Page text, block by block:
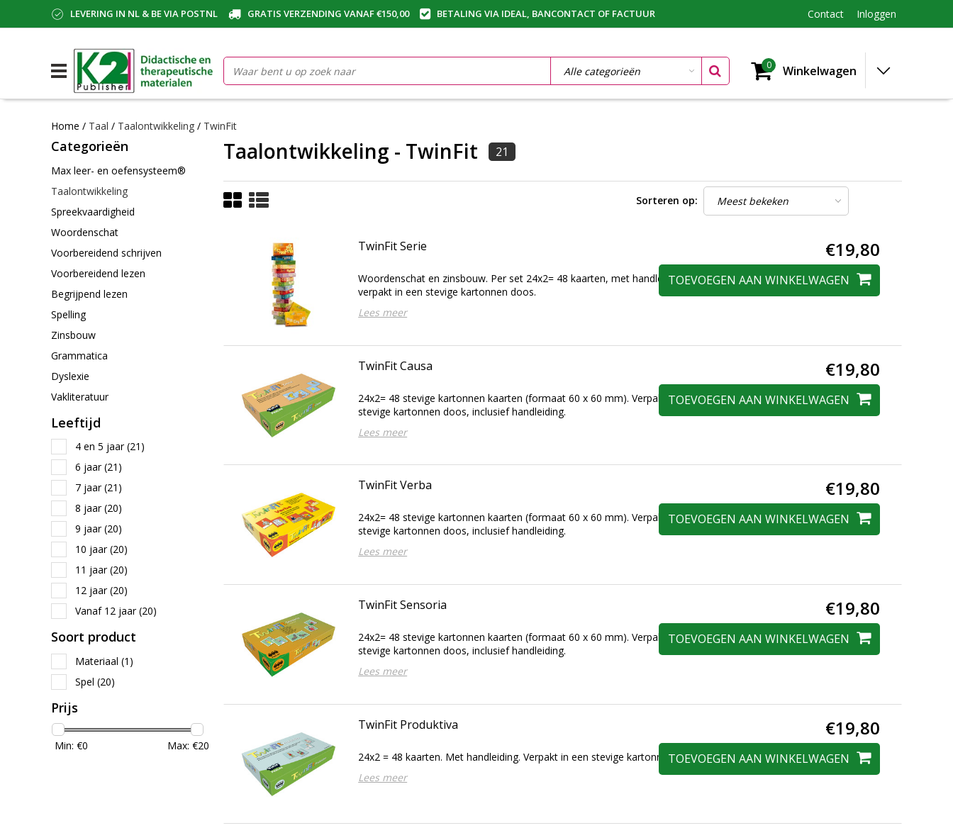
LEVERING IN NL & BE VIA POSTNL GRATIS VERZENDING VANAF €150,00 BETALING VIA IDEAL, BANCONTACT OF FACTUUR Contact Inloggen
0 Winkelwagen
Home / Taal / Taalontwikkeling / TwinFit
Categorieën
Max leer- en oefensysteem®
Taalontwikkeling
Spreekvaardigheid
Woordenschat
Voorbereidend schrijven
Voorbereidend lezen
Begrijpend lezen
Spelling
Zinsbouw
Grammatica
Dyslexie
Vakliteratuur
Leeftijd
4 en 5 jaar(21)
6 jaar(21)
7 jaar(21)
8 jaar(20)
9 jaar(20)
10 jaar(20)
11 jaar(20)
12 jaar(20)
Vanaf 12 jaar(20)
Soort product
Materiaal (1)
Spel (20)
Prijs
Min: €0 Max: €20
Taalontwikkeling - TwinFit 21
Sorteren op:
TwinFit Serie
Woordenschat en zinsbouw. Per set 24x2= 48 kaarten, met handleiding,
verpakt in een stevige kartonnen doos.
Lees meer
€19,80
TOEVOEGEN AAN WINKELWAGEN
TwinFit Causa
24x2= 48 stevige kartonnen kaarten (formaat 60 x 60 mm). Verpakt in een
stevige kartonnen doos, inclusief handleiding.
Lees meer
€19,80
TOEVOEGEN AAN WINKELWAGEN
TwinFit Verba
24x2= 48 stevige kartonnen kaarten (formaat 60 x 60 mm). Verpakt in een
stevige kartonnen doos, inclusief handleiding.
Lees meer
€19,80
TOEVOEGEN AAN WINKELWAGEN
TwinFit Sensoria
24x2= 48 stevige kartonnen kaarten (formaat 60 x 60 mm). Verpakt in een
stevige kartonnen doos, inclusief handleiding.
Lees meer
€19,80
TOEVOEGEN AAN WINKELWAGEN
TwinFit Produktiva
24x2 = 48 kaarten. Met handleiding. Verpakt in een stevige kartonnen doos.
Lees meer
€19,80
TOEVOEGEN AAN WINKELWAGEN